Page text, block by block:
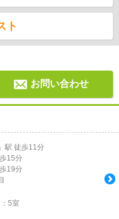
ト
お問い合わせ
」駅 徒歩11分
15分
19分
5室